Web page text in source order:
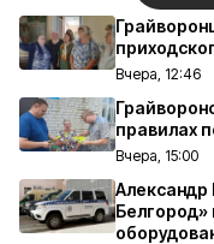
Вчера, 12:46
правилах
Вчера, 15:00
Белгород»